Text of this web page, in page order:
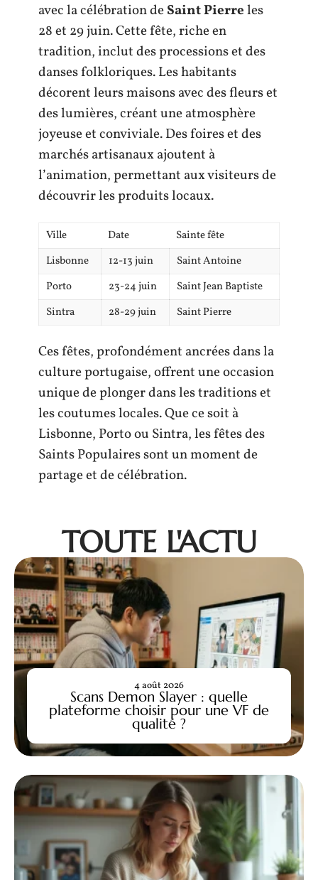
avec la célébration deSaint Pierreles
28 et 29 juin. Cette fête, riche en
tradition, inclut des processions et des
danses folkloriques. Les habitants
décorent leurs maisons avec des fleurs et
des lumières, créant une atmosphère
joyeuse et conviviale. Des foires et des
marchés artisanaux ajoutent à
l’animation, permettant aux visiteurs de
découvrir les produits locaux.
Ville Date
Sainte fête
Lisbonne
12-13 juin
Saint Antoine
Porto
23-24 juin
Saint Jean Baptiste
Sintra
28-29 juin Saint Pierre
Ces fêtes, profondément ancrées dans la
culture portugaise, offrent une occasion
unique de plonger dans les traditions et
les coutumes locales. Que ce soit à
Lisbonne, Porto ou Sintra, les fêtes des
Saints Populaires sont un moment de
partage et de célébration.
TOUTE L'ACTU
Scans Demon Slayer : quelle
plateforme choisir pour une VF de
qualité ?
4 août 2026